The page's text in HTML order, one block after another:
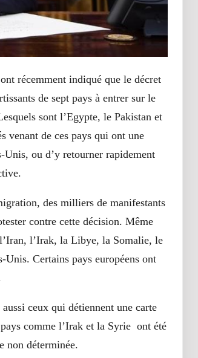
récemment indiqué que le décret
de sept pays à entrer sur le
sont l’Egypte, le Pakistan et
venant de ces pays qui ont une
Unis, ou d’y retourner rapidement
des milliers de manifestants
contre cette décision. Même
l’Irak, la Libye, la Somalie, le
Certains pays européens ont
ceux qui détiennent une carte
comme l’Irak et la Syrie ont été
non déterminée.